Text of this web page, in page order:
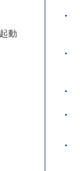
動